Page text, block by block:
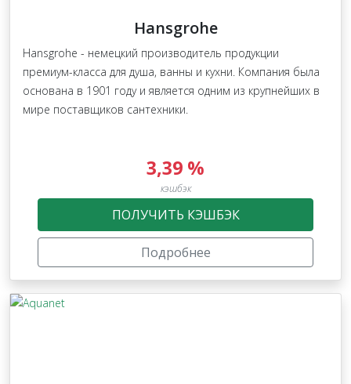
Hansgrohe
Hansgrohe - немецкий производитель продукции
премиум-класса для душа, ванны и кухни. Компания была
основана в 1901 году и является одним из крупнейших в
мире поставщиков сантехники.
3,39 %
кэшбэк
ПОЛУЧИТЬ КЭШБЭК
Подробнее